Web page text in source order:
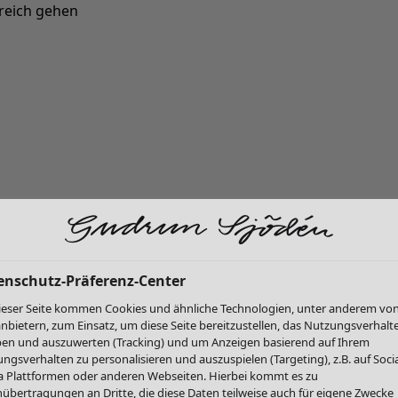
gehen
Präferenz-Center
Seite kommen Cookies und ähnliche Technologien, unter anderem von
zum Einsatz, um diese Seite bereitzustellen, das
und auszuwerten (Tracking) und um Anzeigen basierend auf Ihrem
zu personalisieren und auszuspielen (Targeting), z.B. auf
Plattformen oder anderen Webseiten. Hierbei kommt es zu
an Dritte, die diese Daten teilweise auch für eigene Zwecke